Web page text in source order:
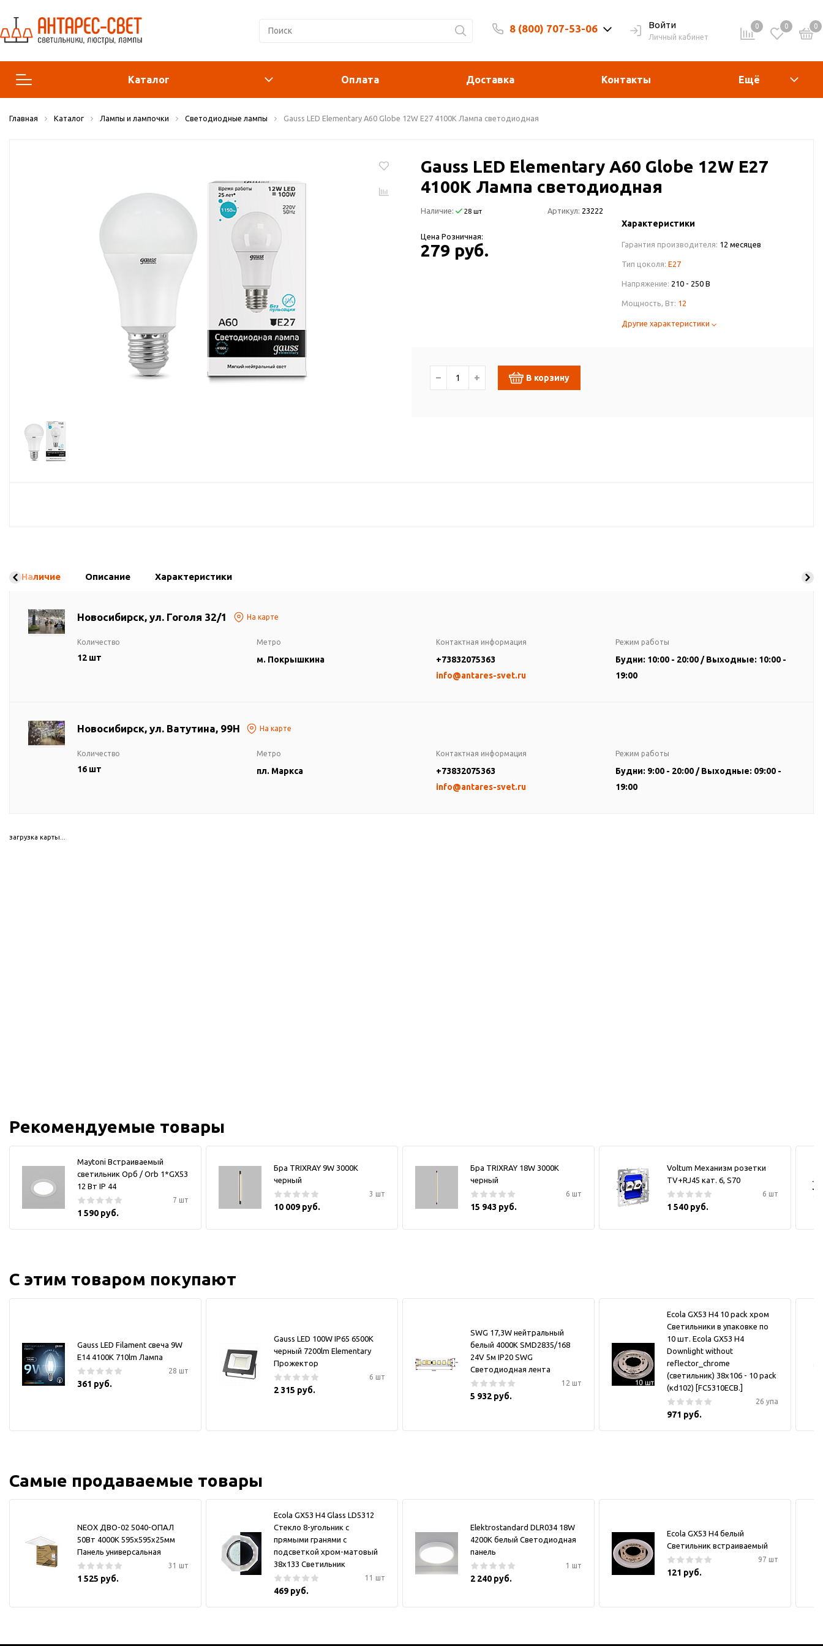
8 (800) 707-53-06 Войти
Личный кабинет
0 0 0
Каталог
Люстры и подвесы
Прожекторы
Ночники
Оплата Доставка Контакты Ещё
Главная Каталог Лампы и лампочки Светодиодные лампы Gauss LED Elementary A60 Globe 12W E27 4100K Лампа светодиодная
Gauss LED Elementary A60 Globe 12W E27
4100K Лампа светодиодная
Наличие: 28 шт Артикул: 23222
Цена Розничная:
279 руб.
Характеристики
Гарантия производителя: 12 месяцев
Тип цоколя: E27
Напряжение: 210 - 250 В
Мощность, Вт: 12
Другие характеристики
− + В корзину
Наличие Описание Характеристики
Новосибирск, ул. Гоголя 32/1 На карте
Количество
12 шт
Метро
м. Покрышкина
Контактная информация
+73832075363
info@antares-svet.ru
Режим работы
Будни: 10:00 - 20:00 / Выходные: 10:00 -
19:00
Новосибирск, ул. Ватутина, 99Н На карте
Количество
16 шт
Метро
пл. Маркса
Контактная информация
+73832075363
info@antares-svet.ru
Режим работы
Будни: 9:00 - 20:00 / Выходные: 09:00 -
19:00
загрузка карты...
Рекомендуемые товары
Maytoni Встраиваемый
светильник Орб / Orb 1*GX53
12 Вт IP 44
7 шт
1 590 руб.
Бра TRIXRAY 9W 3000К
черный
3 шт
10 009 руб.
Бра TRIXRAY 18W 3000К
черный
6 шт
15 943 руб.
Voltum Механизм розетки
TV+RJ45 кат. 6, S70
6 шт
1 540 руб.
С этим товаром покупают
Gauss LED Filament свеча 9W
E14 4100K 710lm Лампа
28 шт
361 руб.
Gauss LED 100W IP65 6500К
черный 7200lm Elementary
Прожектор
6 шт
2 315 руб.
SWG 17,3W нейтральный
белый 4000K SMD2835/168
24V 5м IP20 SWG
Светодиодная лента
12 шт
5 932 руб.
Ecola GX53 H4 10 pack хром
Светильники в упаковке по
10 шт. Ecola GX53 H4
Downlight without
reflector_chrome
(светильник) 38x106 - 10 pack
(кd102) [FC5310ECB.]
26 упа
971 руб.
Самые продаваемые товары
NEOX ДВО-02 5040-ОПАЛ
50Вт 4000К 595х595х25мм
Панель универсальная
31 шт
1 525 руб.
Ecola GX53 H4 Glass LD5312
Стекло 8-угольник с
прямыми гранями с
подсветкой хром-матовый
38x133 Светильник
11 шт
469 руб.
Elektrostandard DLR034 18W
4200K белый Светодиодная
панель
1 шт
2 240 руб.
Ecola GX53 H4 белый
Светильник встраиваемый
97 шт
121 руб.